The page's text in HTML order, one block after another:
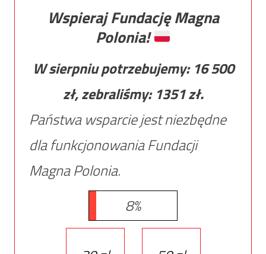
Wspieraj Fundację Magna
Polonia!
W sierpniu potrzebujemy: 16 500
zł, zebraliśmy: 1351zł.
Państwa wsparcie jest niezbędne
dla funkcjonowania Fundacji
Magna Polonia.
8%